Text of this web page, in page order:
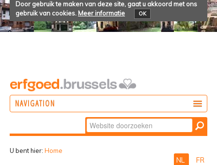
Door gebruik te maken van deze site, gaat u akkoord met ons
gebruik van cookies. Meer informatie OK
NAVIGATION
Zoek
Geavanceerd
U bent hier: Home
NL FR